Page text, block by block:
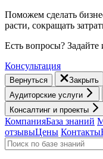
Поможем сделать
расти, cокращать
Есть вопросы? Задайте
Консультация
Вернуться
Закрыть
Аудиторские услуги
Консалтинг и проекты
КомпанияБаза знаний
отзывыЦены Контакты